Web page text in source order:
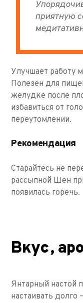
приятную
Улучшает работу
Полезен для
желудке после
избавиться от
переутомлении.
Рекомендация
Старайтесь не
рассыпной Шен
появилась горечь.
Вкус,
Янтарный настой
настаивать